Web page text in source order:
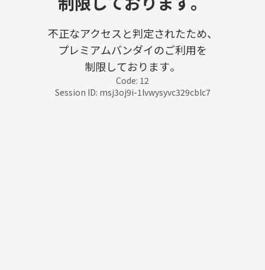
不正なアクセスと判定されたため、
プレミアムバンダイのご利用を
制限しております。
Code: 12
Session ID: msj3oj9i-1lvwysyvc329cblc7